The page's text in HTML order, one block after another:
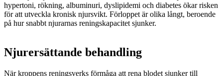
hypertoni, rökning, albuminuri, dyslipidemi och diabetes ökar risken
för att utveckla kronisk njursvikt. Förloppet är olika långt, beroende
på hur snabbt njurarnas reningskapacitet sjunker.
Njurersättande behandling
När kroppens reningsverks förmåga att rena blodet sjunker till